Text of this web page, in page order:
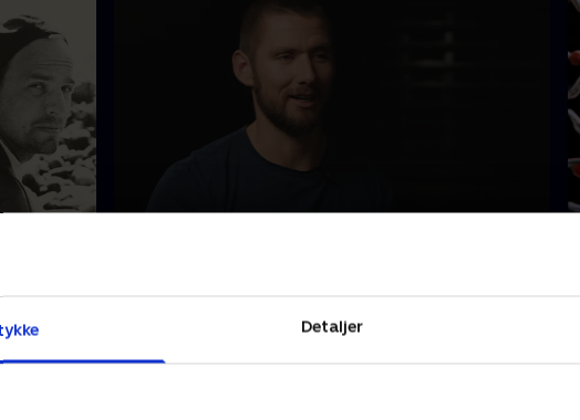
Detaljer
i ‘Schmeichel’
Oplev de største